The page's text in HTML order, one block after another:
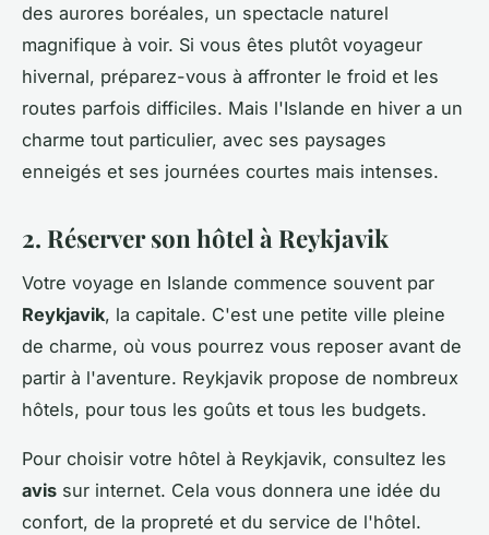
des aurores boréales, un spectacle naturel
magnifique à voir. Si vous êtes plutôt voyageur
hivernal, préparez-vous à affronter le froid et les
routes parfois difficiles. Mais l'Islande en hiver a un
charme tout particulier, avec ses paysages
enneigés et ses journées courtes mais intenses.
2. Réserver son hôtel à Reykjavik
Votre voyage en Islande commence souvent par
Reykjavik, la capitale. C'est une petite ville pleine
de charme, où vous pourrez vous reposer avant de
partir à l'aventure. Reykjavik propose de nombreux
hôtels, pour tous les goûts et tous les budgets.
Pour choisir votre hôtel à Reykjavik, consultez les
avis sur internet. Cela vous donnera une idée du
confort, de la propreté et du service de l'hôtel.